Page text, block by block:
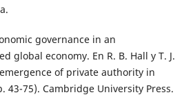
governance in an
global economy. En R. B. Hall y T. J.
of private authority in
43-75). Cambridge University Press.